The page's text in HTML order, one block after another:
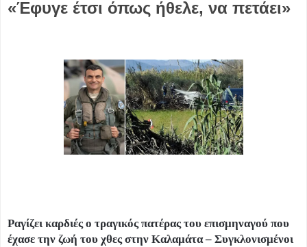
«Έφυγε έτσι όπως ήθελε, να πετάει»
Ραγίζει καρδιές ο τραγικός πατέρας του επισμηναγού που
έχασε την ζωή του χθες στην Καλαμάτα – Συγκλονισμένοι